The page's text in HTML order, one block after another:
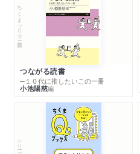
ちくまプリマー新書
つながる読書
─１０代に推したいこの一冊
小池陽慈編
シリーズ・全集